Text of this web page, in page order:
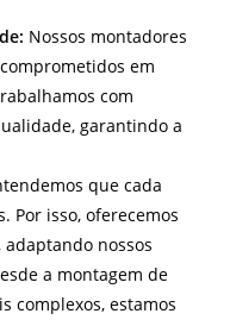
Nossos montadores
em
com
garantindo a
que cada
Por isso, oferecemos
nossos
a montagem de
complexos, estamos